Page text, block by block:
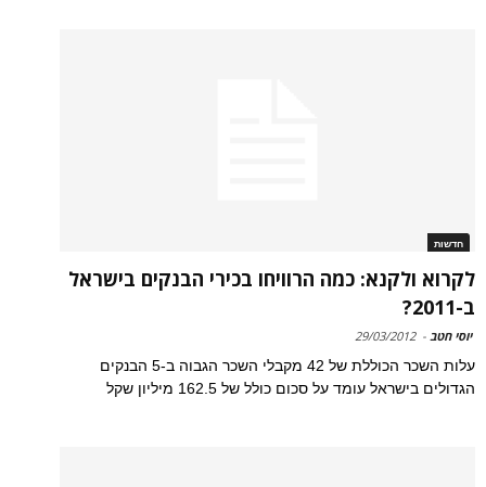
חדשות
לקרוא ולקנא: כמה הרוויחו בכירי הבנקים בישראל
ב-2011?
יוסי חטב -
29/03/2012
עלות השכר הכוללת של 42 מקבלי השכר הגבוה ב-5 הבנקים
הגדולים בישראל עומד על סכום כולל של 162.5 מיליון שקל